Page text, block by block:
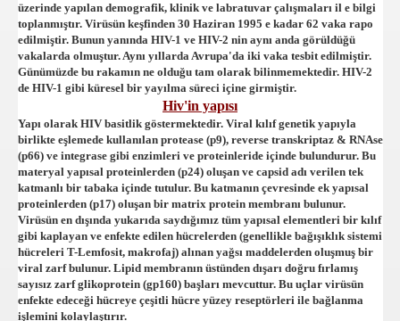
üzerinde yapılan demografik, klinik ve labratuvar çalışmaları il e bilgi
toplanmıştır. Virüsün keşfinden 30 Haziran 1995 e kadar 62 vaka rapo
edilmiştir. Bunun yanında HIV-1 ve HIV-2 nin aynı anda görüldüğü
vakalarda olmuştur. Aynı yıllarda Avrupa'da iki vaka tesbit edilmiştir.
Günümüzde bu rakamın ne olduğu tam olarak bilinmemektedir. HIV-2
de HIV-1 gibi küresel bir yayılma süreci içine girmiştir.
Hiv'in yapısı
Yapı olarak HIV basitlik göstermektedir. Viral kılıf genetik yapıyla
birlikte eşlemede kullanılan protease (p9), reverse transkriptaz & RNAse
(p66) ve integrase gibi enzimleri ve proteinleride içinde bulundurur. Bu
materyal yapısal proteinlerden (p24) oluşan ve capsid adı verilen tek
katmanlı bir tabaka içinde tutulur. Bu katmanın çevresinde ek yapısal
proteinlerden (p17) oluşan bir matrix protein membranı bulunur.
Virüsün en dışında yukarıda saydığımız tüm yapısal elementleri bir kılıf
gibi kaplayan ve enfekte edilen hücrelerden (genellikle bağışıklık sistemi
hücreleri T-Lemfosit, makrofaj) alınan yağsı maddelerden oluşmuş bir
viral zarf bulunur. Lipid membranın üstünden dışarı doğru fırlamış
sayısız zarf glikoprotein (gp160) başları mevcuttur. Bu uçlar virüsün
enfekte edeceği hücreye çeşitli hücre yüzey reseptörleri ile bağlanma
işlemini kolaylaştırır.